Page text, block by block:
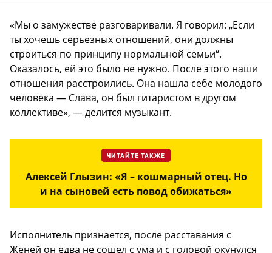
«Мы о замужестве разговаривали. Я говорил: „Если
ты хочешь серьезных отношений, они должны
строиться по принципу нормальной семьи“.
Оказалось, ей это было не нужно. После этого наши
отношения расстроились. Она нашла себе молодого
человека — Слава, он был гитаристом в другом
коллективе», — делится музыкант.
ЧИТАЙТЕ ТАКЖЕ
Алексей Глызин: «Я – кошмарный отец. Но
и на сыновей есть повод обижаться»
Исполнитель признается, после расставания с
Женей он едва не сошел с ума и с головой окунулся